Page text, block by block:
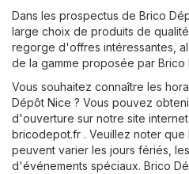
Dans les prospectus de Brico
large choix de produits de
regorge d'offres intéressantes,
de la gamme proposée par Brico
Vous souhaitez connaître les
Dépôt Nice ? Vous pouvez
d'ouverture sur notre site
bricodepot.fr . Veuillez noter
peuvent varier les jours fériés,
d'événements spéciaux. Brico